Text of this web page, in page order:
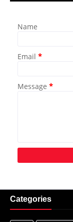
Name
Email *
Message *
Categories